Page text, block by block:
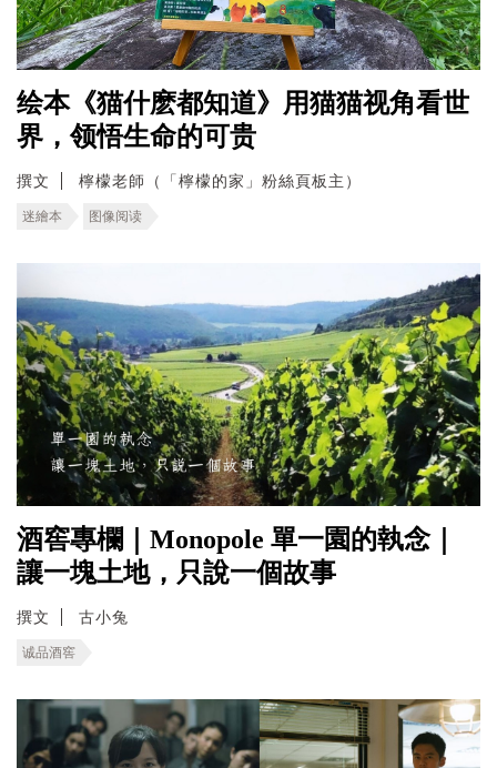
绘本《猫什麽都知道》用猫猫视角看世
界，领悟生命的可贵
撰文 檸檬老師（「檸檬的家」粉絲頁板主）
迷繪本 图像阅读
酒窖專欄｜Monopole 單一園的執念｜
讓一塊土地，只說一個故事
撰文 古小兔
诚品酒窖